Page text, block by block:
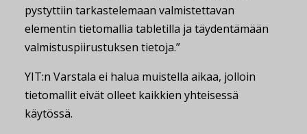
pystyttiin tarkastelemaan valmistettavan
elementin tietomallia tabletilla ja täydentämään
valmistuspiirustuksen tietoja.”
YIT:n Varstala ei halua muistella aikaa, jolloin
tietomallit eivät olleet kaikkien yhteisessä
käytössä.